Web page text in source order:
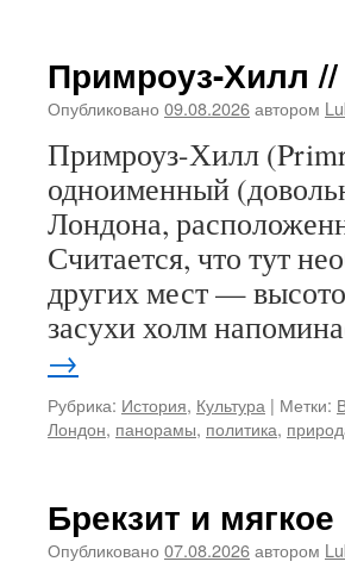
Примроуз-Хилл
Опубликовано 09.08.2026автором
Примроуз-Хилл
одноименный
Лондона,
Считается, что тут
других мест —
засухи холм
→
Рубрика: История, Культура | Метки:
Лондон, панорамы, политика,
Брекзит и
Опубликовано 07.08.2026автором